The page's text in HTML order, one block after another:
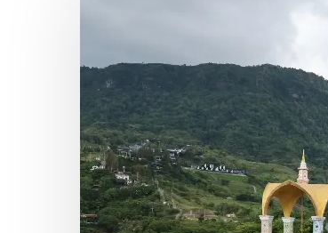
inclusief
LiveaBoard
duiktrip